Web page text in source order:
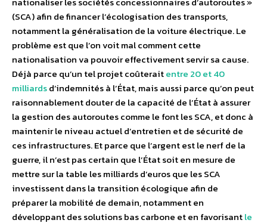
(SCA) afin de financer l’écologisation des transports,
notamment la généralisation de la voiture électrique. Le
problème est que l’on voit mal comment cette
nationalisation va pouvoir effectivement servir sa cause.
Déjà parce qu’un tel projet coûteraitentre 20 et 40
milliardsd’indemnités à l’État, mais aussi parce qu’on peut
raisonnablement douter de la capacité de l’État à assurer
la gestion des autoroutes comme le font les SCA, et donc à
maintenir le niveau actuel d’entretien et de sécurité de
ces infrastructures. Et parce que l’argent est le nerf de la
guerre, il n’est pas certain que l’État soit en mesure de
mettre sur la table les milliards d’euros que les SCA
investissent dans la transition écologique afin de
préparer la mobilité de demain, notamment en
développant des solutions bas carbone et en favorisantle